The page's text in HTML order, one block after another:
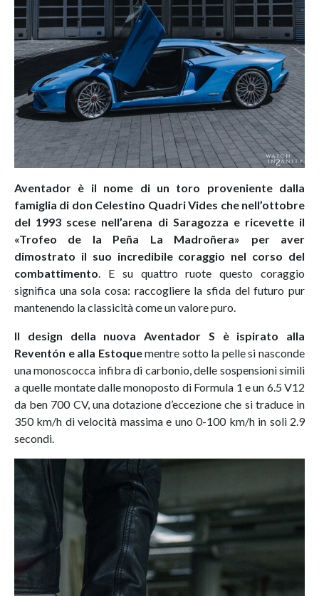
Aventador è il nome di un toro proveniente dalla
famiglia di don Celestino Quadri Vides che nell’ottobre
del 1993 scese nell’arena di Saragozza e ricevette il
«Trofeo de la Peña La Madroñera» per aver
dimostrato il suo incredibile coraggio nel corso del
combattimento. E su quattro ruote questo coraggio
significa una sola cosa: raccogliere la sfida del futuro pur
mantenendo la classicità come un valore puro.
Il design della nuova Aventador S è ispirato alla
Reventón e alla Estoquementre sotto la pelle si nasconde
una monoscocca infibra di carbonio, delle sospensioni simili
a quelle montate dalle monoposto di Formula 1 e un 6.5 V12
da ben 700 CV, una dotazione d’eccezione che si traduce in
350 km/h di velocità massima e uno 0-100 km/h in soli 2.9
secondi.